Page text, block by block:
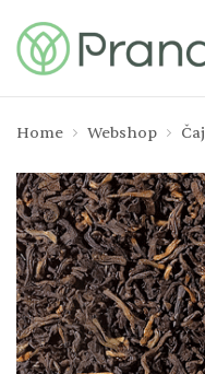
Home Webshop Čaj